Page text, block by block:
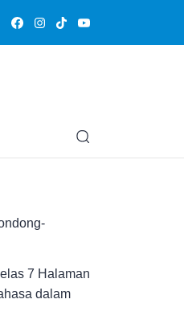
Edukasi
7 Halaman
dalam